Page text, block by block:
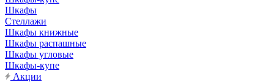
Шкафы
Стеллажи
Шкафы книжные
Шкафы распашные
Шкафы угловые
Шкафы-купе
Акции